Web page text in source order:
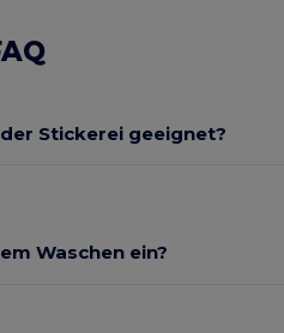
Stickerei geeignet?
Waschen ein?